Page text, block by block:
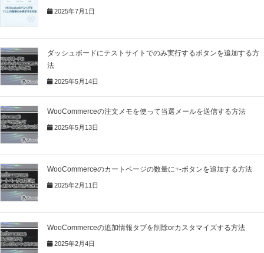
2025年7月1日
ダッシュボードにテストサイトでのみ実行するボタンを追加する方
法
2025年5月14日
WooCommerceの注文メモを使って当選メールを送信する方法
2025年5月13日
WooCommerceのカートページの数量に+-ボタンを追加する方法
2025年2月11日
WooCommerceの追加情報タブを削除orカスタマイズする方法
2025年2月4日